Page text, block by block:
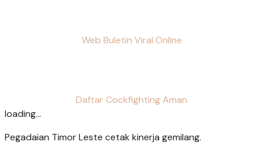
Web Buletin Viral Online
Daftar Cockfighting Aman
loading...
Pegadaian Timor Leste cetak kinerja gemilang.